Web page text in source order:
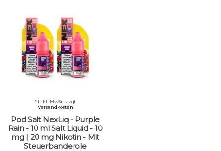
Pod Salt NexLiq - Purple
Rain - 10 ml Salt Liquid - 10
mg | 20 mg Nikotin - Mit
Steuerbanderole
* Inkl. MwSt. zzgl.
Versandkosten